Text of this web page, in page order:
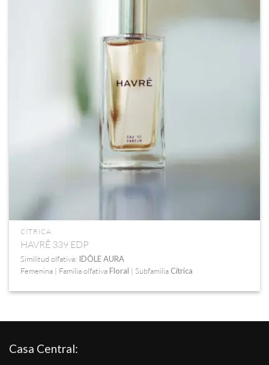
CÍTRICA
HAVRÊ 339 EDP
Similitud olfativa: IDÔLE AURA
Femenina | Familia olfativa Floral | Subfamilia Cítrica
Casa Central: